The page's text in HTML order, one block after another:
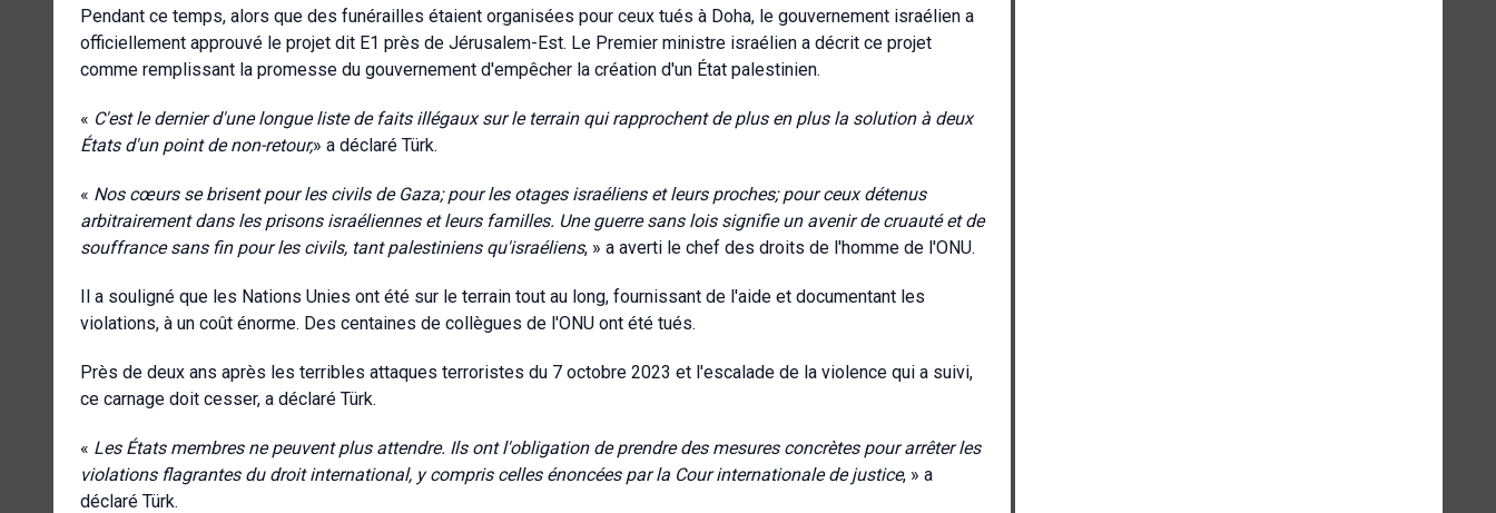
Pendant ce temps, alors que des funérailles étaient organisées pour ceux tués à Doha, le gouvernement israélien a
officiellement approuvé le projet dit E1 près de Jérusalem-Est. Le Premier ministre israélien a décrit ce projet
comme remplissant la promesse du gouvernement d'empêcher la création d'un État palestinien.
« C'est le dernier d'une longue liste de faits illégaux sur le terrain qui rapprochent de plus en plus la solution à deux
États d'un point de non-retour,» a déclaré Türk.
« Nos cœurs se brisent pour les civils de Gaza; pour les otages israéliens et leurs proches; pour ceux détenus
arbitrairement dans les prisons israéliennes et leurs familles. Une guerre sans lois signifie un avenir de cruauté et de
souffrance sans fin pour les civils, tant palestiniens qu'israéliens, » a averti le chef des droits de l'homme de l'ONU.
Il a souligné que les Nations Unies ont été sur le terrain tout au long, fournissant de l'aide et documentant les
violations, à un coût énorme. Des centaines de collègues de l'ONU ont été tués.
Près de deux ans après les terribles attaques terroristes du 7 octobre 2023 et l'escalade de la violence qui a suivi,
ce carnage doit cesser, a déclaré Türk.
« Les États membres ne peuvent plus attendre. Ils ont l'obligation de prendre des mesures concrètes pour arrêter les
violations flagrantes du droit international, y compris celles énoncées par la Cour internationale de justice, » a
déclaré Türk.